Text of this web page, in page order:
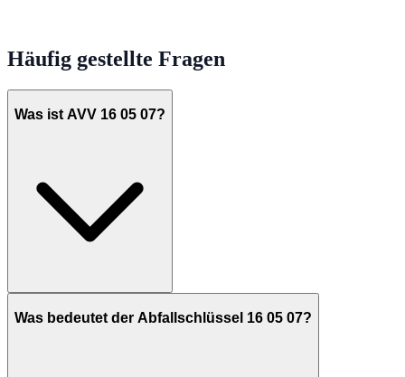
Häufig gestellte Fragen
Was ist AVV 16 05 07?
Was bedeutet der Abfallschlüssel 16 05 07?